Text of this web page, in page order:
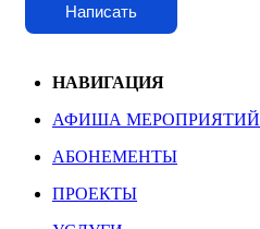
Написать
НАВИГАЦИЯ
АФИША МЕРОПРИЯТИЙ
АБОНЕМЕНТЫ
ПРОЕКТЫ